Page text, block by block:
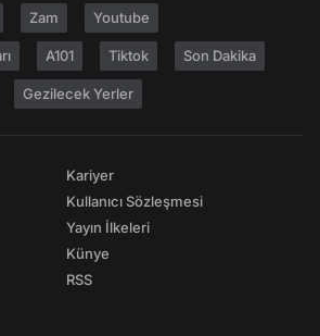
Zam Youtube
A101 Tiktok Son Dakika
Gezilecek Yerler
Kariyer
Kullanıcı Sözleşmesi
Yayın İlkeleri
Künye
RSS